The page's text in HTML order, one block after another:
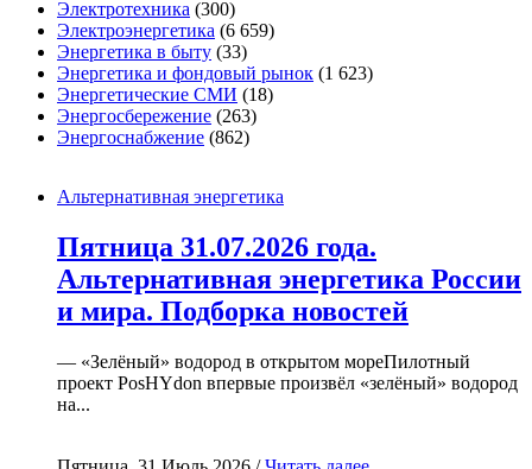
Электротехника (300)
Электроэнергетика (6 659)
Энергетика в быту (33)
Энергетика и фондовый рынок (1 623)
Энергетические СМИ (18)
Энергосбережение (263)
Энергоснабжение (862)
Альтернативная энергетика
Пятница 31.07.2026 года.
Альтернативная энергетика России
и мира. Подборка новостей
— «Зелёный» водород в открытом мореПилотный
проект PosHYdon впервые произвёл «зелёный» водород
на...